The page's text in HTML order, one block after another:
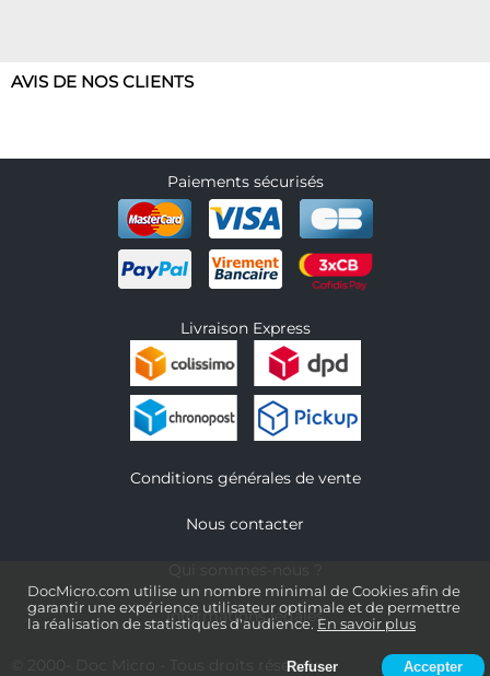
DocMicro.com utilise un nombre minimal de Cookies afin de
garantir une expérience utilisateur optimale et de permettre
la réalisation de statistiques d'audience. En savoir plus
Refuser Accepter
AVIS DE NOS CLIENTS
Paiements sécurisés
Livraison Express
Conditions générales de vente
Nous contacter
Informations légales
- Tous droits réservés